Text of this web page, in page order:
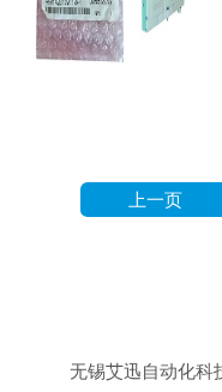
上一页
无锡艾迅自动化科